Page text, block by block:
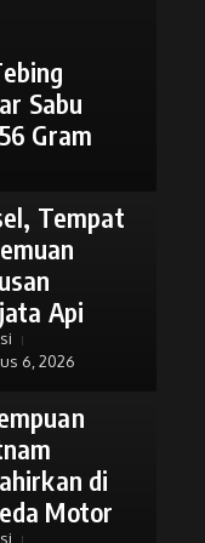
Sabu
Gram
Dalami
Tempat
Api
6, 2026
di Media
di
Motor